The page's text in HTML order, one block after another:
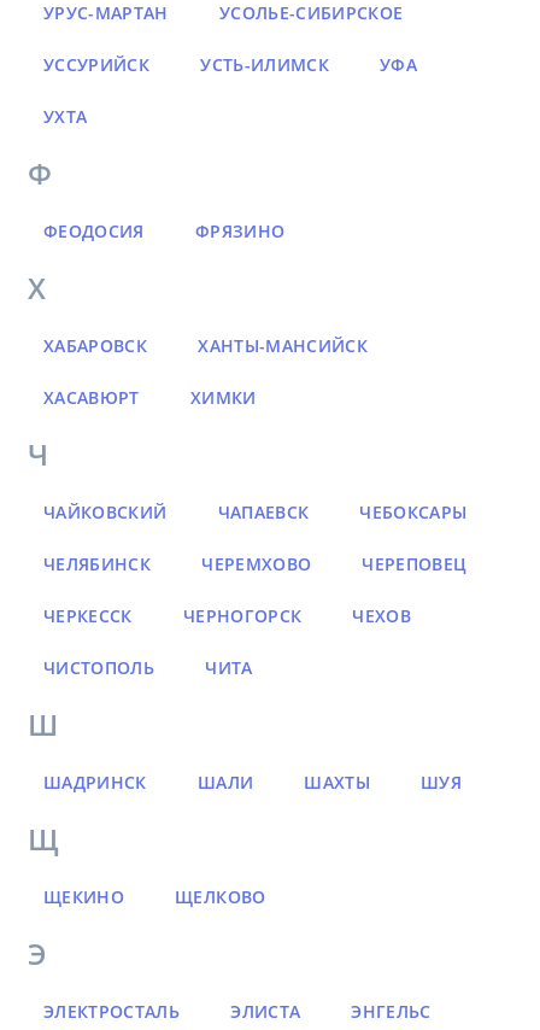
УРУС-МАРТАН УСОЛЬЕ-СИБИРСКОЕ
УССУРИЙСК УСТЬ-ИЛИМСК УФА
УХТА
Ф
ФЕОДОСИЯ ФРЯЗИНО
Х
ХАБАРОВСК ХАНТЫ-МАНСИЙСК
ХАСАВЮРТ ХИМКИ
Ч
ЧАЙКОВСКИЙ ЧАПАЕВСК ЧЕБОКСАРЫ
ЧЕЛЯБИНСК ЧЕРЕМХОВО ЧЕРЕПОВЕЦ
ЧЕРКЕССК ЧЕРНОГОРСК ЧЕХОВ
ЧИСТОПОЛЬ ЧИТА
Ш
ШАДРИНСК ШАЛИ ШАХТЫ ШУЯ
Щ
ЩЕКИНО ЩЕЛКОВО
Э
ЭЛЕКТРОСТАЛЬ ЭЛИСТА ЭНГЕЛЬС